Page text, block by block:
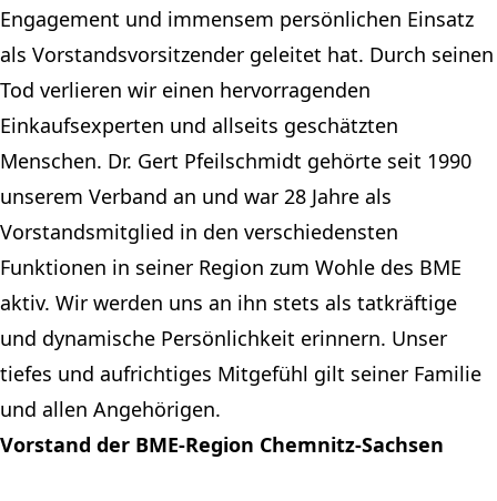
Engagement und immensem persönlichen Einsatz
als Vorstandsvorsitzender geleitet hat. Durch seinen
Tod verlieren wir einen hervorragenden
Einkaufsexperten und allseits geschätzten
Menschen. Dr. Gert Pfeilschmidt gehörte seit 1990
unserem Verband an und war 28 Jahre als
Vorstandsmitglied in den verschiedensten
Funktionen in seiner Region zum Wohle des BME
aktiv. Wir werden uns an ihn stets als tatkräftige
und dynamische Persönlichkeit erinnern. Unser
tiefes und aufrichtiges Mitgefühl gilt seiner Familie
und allen Angehörigen.
Vorstand der BME-Region Chemnitz-Sachsen